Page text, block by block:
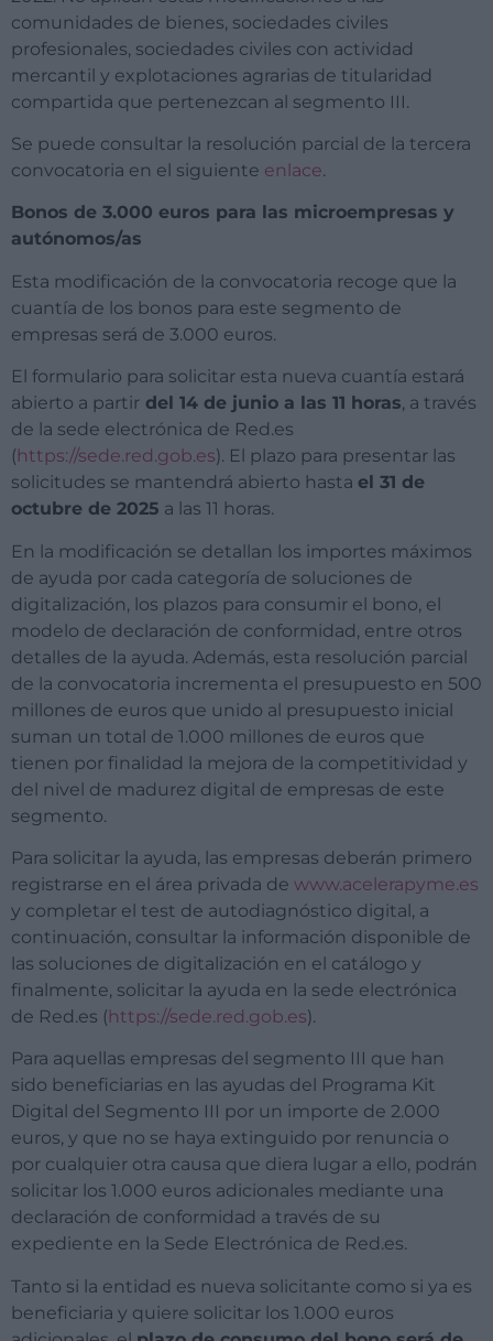
comunidades de bienes, sociedades civiles
profesionales, sociedades civiles con actividad
mercantil y explotaciones agrarias de titularidad
compartida que pertenezcan al segmento III.
Se puede consultar la resolución parcial de la tercera
convocatoria en el siguiente enlace.
Bonos de 3.000 euros para las microempresas y
autónomos/as
Esta modificación de la convocatoria recoge que la
cuantía de los bonos para este segmento de
empresas será de 3.000 euros.
El formulario para solicitar esta nueva cuantía estará
abierto a partir del 14 de junio a las 11 horas, a través
de la sede electrónica de Red.es
(https://sede.red.gob.es). El plazo para presentar las
solicitudes se mantendrá abierto hasta el 31 de
octubre de 2025 a las 11 horas.
En la modificación se detallan los importes máximos
de ayuda por cada categoría de soluciones de
digitalización, los plazos para consumir el bono, el
modelo de declaración de conformidad, entre otros
detalles de la ayuda. Además, esta resolución parcial
de la convocatoria incrementa el presupuesto en 500
millones de euros que unido al presupuesto inicial
suman un total de 1.000 millones de euros que
tienen por finalidad la mejora de la competitividad y
del nivel de madurez digital de empresas de este
segmento.
Para solicitar la ayuda, las empresas deberán primero
registrarse en el área privada de www.acelerapyme.es
y completar el test de autodiagnóstico digital, a
continuación, consultar la información disponible de
las soluciones de digitalización en el catálogo y
finalmente, solicitar la ayuda en la sede electrónica
de Red.es (https://sede.red.gob.es).
Para aquellas empresas del segmento III que han
sido beneficiarias en las ayudas del Programa Kit
Digital del Segmento III por un importe de 2.000
euros, y que no se haya extinguido por renuncia o
por cualquier otra causa que diera lugar a ello, podrán
solicitar los 1.000 euros adicionales mediante una
declaración de conformidad a través de su
expediente en la Sede Electrónica de Red.es.
Tanto si la entidad es nueva solicitante como si ya es
beneficiaria y quiere solicitar los 1.000 euros